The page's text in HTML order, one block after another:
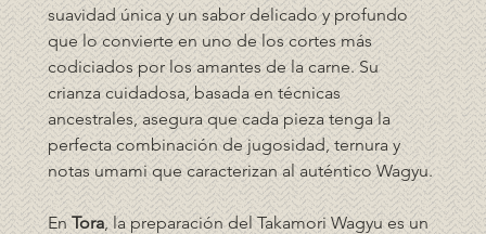
suavidad única y un sabor delicado y profundo
que lo convierte en uno de los cortes más
codiciados por los amantes de la carne. Su
crianza cuidadosa, basada en técnicas
ancestrales, asegura que cada pieza tenga la
perfecta combinación de jugosidad, ternura y
notas umami que caracterizan al auténtico Wagyu.
En Tora, la preparación del Takamori Wagyu es un